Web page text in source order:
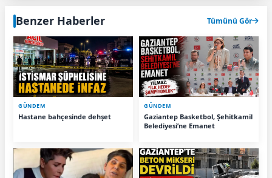
Benzer Haberler Tümünü Gör
GÜNDEM
Hastane bahçesinde dehşet
GÜNDEM
Gaziantep Basketbol, Şehitkamil
Belediyesi’ne Emanet